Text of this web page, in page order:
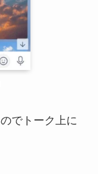
でトーク上に